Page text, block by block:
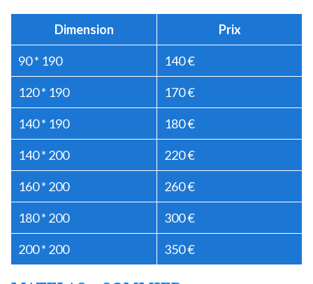
Dimension Prix
90 * 190 140 €
120 * 190 170 €
140 * 190 180 €
140 * 200 220 €
160 * 200 260 €
180 * 200 300 €
200 * 200 350 €